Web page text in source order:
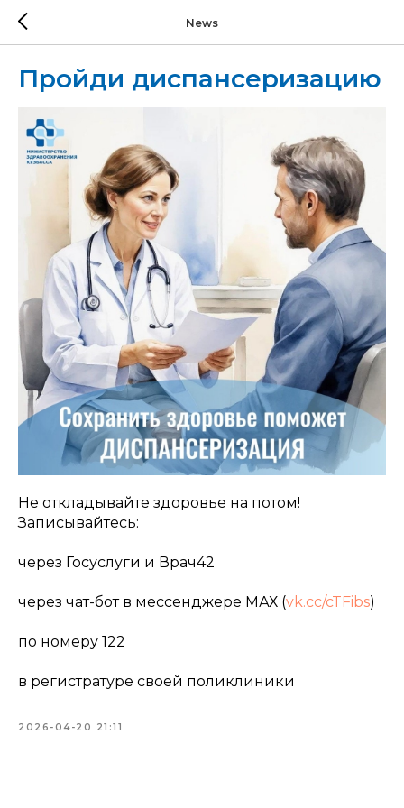
News
Пройди диспансеризацию
Не откладывайте здоровье на потом!
Записывайтесь:
через Госуслуги и Врач42
через чат-бот в мессенджере МАХ (vk.cc/cTFibs)
по номеру 122
в регистратуре своей поликлиники
2026-04-20 21:11